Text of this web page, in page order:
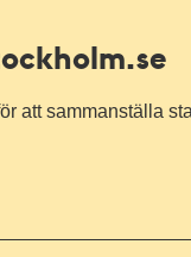
att sammanställa